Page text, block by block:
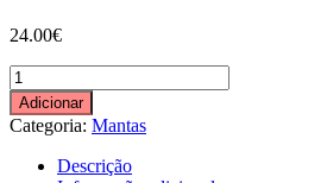
24.00€
Quantidade
de
MANTAS
EM
Adicionar
Categoria: Mantas
Descrição